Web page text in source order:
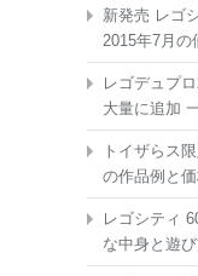
新発売 レゴ
2015年7月の
レゴデュプ
大量に追加
トイザらス
の作品例と
レゴシティ
な中身と遊